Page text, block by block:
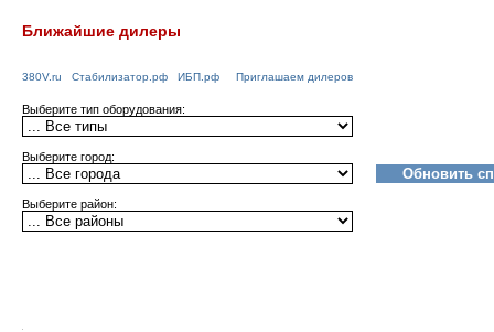
Ближайшие дилеры
380V.ru Стабилизатор.рф ИБП.рф Приглашаем дилеров
Выберите тип оборудования:
Выберите город:
Выберите район: